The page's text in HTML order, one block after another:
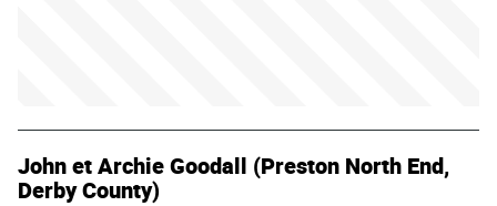
John et Archie Goodall (Preston North End,
Derby County)